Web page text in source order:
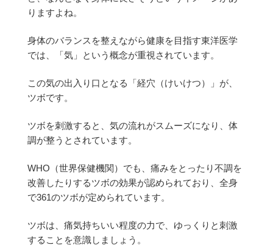
りますよね。
身体のバランスを整えながら健康を目指す東洋医学
では、「気」という概念が重視されています。
この気の出入り口となる「経穴（けいけつ）」が、
ツボです。
ツボを刺激すると、気の流れがスムーズになり、体
調が整うとされています。
WHO（世界保健機関）でも、痛みをとったり不調を
改善したりするツボの効果が認められており、全身
で361のツボが定められています。
ツボは、痛気持ちいい程度の力で、ゆっくりと刺激
することを意識しましょう。